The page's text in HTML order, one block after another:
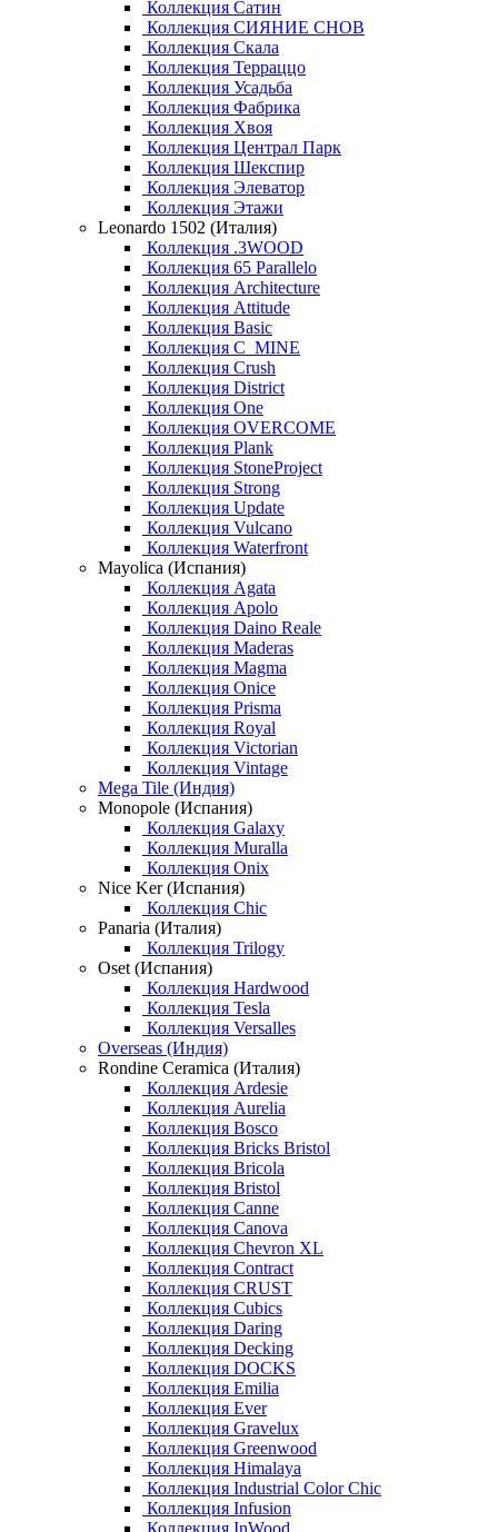
Коллекция Сатин
Коллекция СИЯНИЕ СНОВ
Коллекция Скала
Коллекция Терраццо
Коллекция Усадьба
Коллекция Фабрика
Коллекция Хвоя
Коллекция Централ Парк
Коллекция Шекспир
Коллекция Элеватор
Коллекция Этажи
Leonardo 1502 (Италия)
Коллекция .3WOOD
Коллекция 65 Parallelo
Коллекция Architecture
Коллекция Attitude
Коллекция Basic
Коллекция C_MINE
Коллекция Crush
Коллекция District
Коллекция One
Коллекция OVERCOME
Коллекция Plank
Коллекция StoneProject
Коллекция Strong
Коллекция Update
Коллекция Vulcano
Коллекция Waterfront
Mayolica (Испания)
Коллекция Agata
Коллекция Apolo
Коллекция Daino Reale
Коллекция Maderas
Коллекция Magma
Коллекция Onice
Коллекция Prisma
Коллекция Royal
Коллекция Victorian
Коллекция Vintage
Mega Tile (Индия)
Monopole (Испания)
Коллекция Galaxy
Коллекция Muralla
Коллекция Onix
Nice Ker (Испания)
Коллекция Chic
Panaria (Италия)
Коллекция Trilogy
Oset (Испания)
Коллекция Hardwood
Коллекция Tesla
Коллекция Versalles
Overseas (Индия)
Rondine Ceramica (Италия)
Коллекция Ardesie
Коллекция Aurelia
Коллекция Bosco
Коллекция Bricks Bristol
Коллекция Bricola
Коллекция Bristol
Коллекция Canne
Коллекция Canova
Коллекция Chevron XL
Коллекция Contract
Коллекция CRUST
Коллекция Cubics
Коллекция Daring
Коллекция Decking
Коллекция DOCKS
Коллекция Emilia
Коллекция Ever
Коллекция Gravelux
Коллекция Greenwood
Коллекция Himalaya
Коллекция Industrial Color Chic
Коллекция Infusion
Коллекция InWood